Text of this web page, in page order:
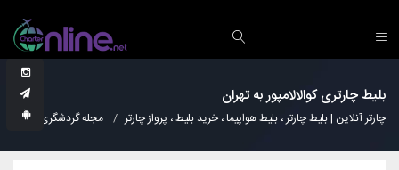
بلیط چارتری کوالالامپور به تهران
چارتر آنلاین | بلیط چارتر ، بلیط هواپیما ، خرید بلیط ، پرواز چارتر مجله گردشگری